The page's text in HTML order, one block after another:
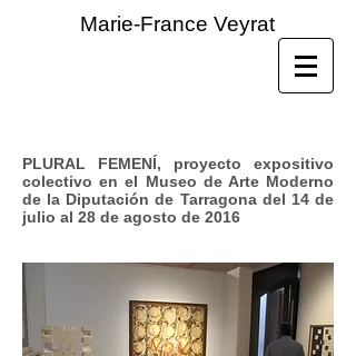
Marie-France Veyrat
PLURAL FEMENÍ, proyecto expositivo
colectivo en el Museo de Arte Moderno
de la Diputación de Tarragona del 14 de
julio al 28 de agosto de 2016